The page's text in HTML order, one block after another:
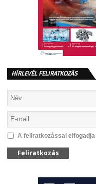
HÍRLEVÉL FELIRATKOZÁS
A feliratkozással elfogadja
Feliratkozás